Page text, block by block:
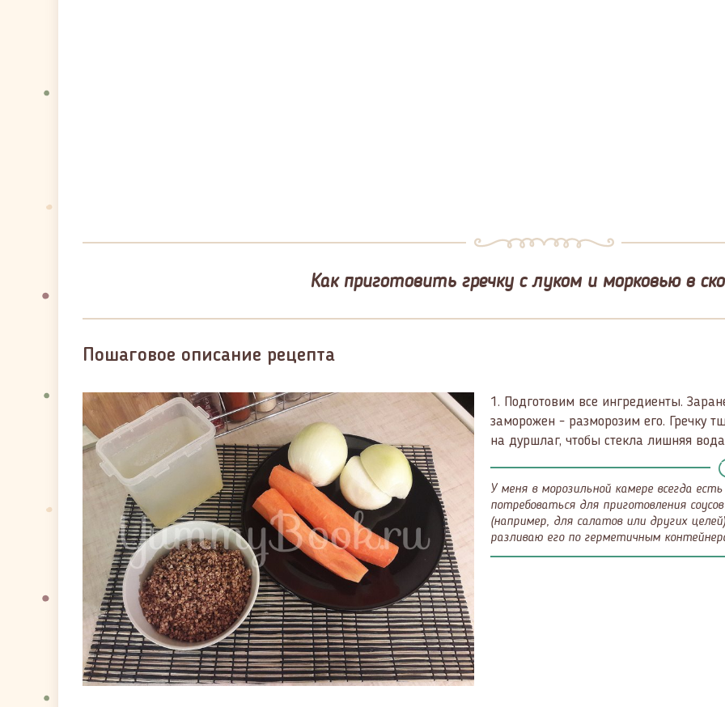
Как приготовить гречку с луком и морковью в
Пошаговое описание рецепта
1. Подготовим все ингредиенты.
заморожен - разморозим его. Гречку
на дуршлаг, чтобы стекла лишняя
У меня в морозильной камере всегда
потребоваться для приготовления
(например, для салатов или других
разливаю его по герметичным